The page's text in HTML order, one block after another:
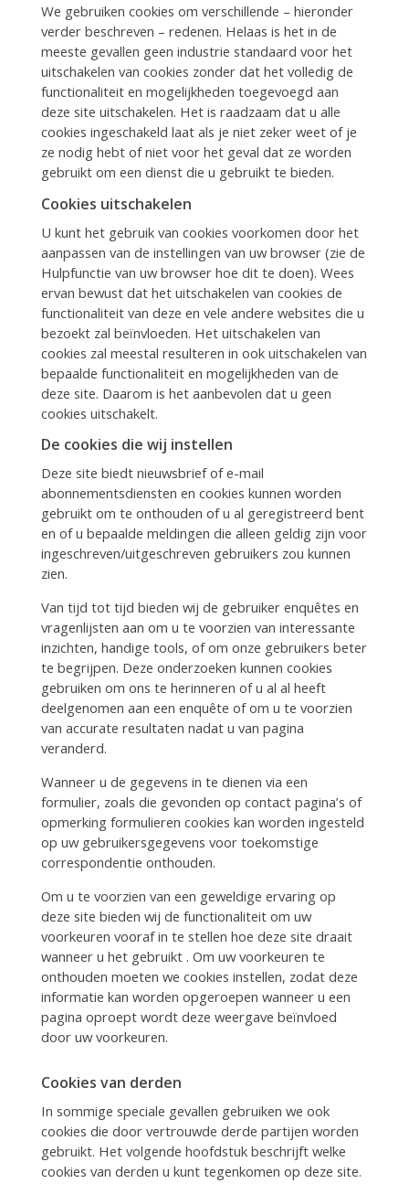
We gebruiken cookies om verschillende – hieronder
verder beschreven – redenen. Helaas is het in de
meeste gevallen geen industrie standaard voor het
uitschakelen van cookies zonder dat het volledig de
functionaliteit en mogelijkheden toegevoegd aan
deze site uitschakelen. Het is raadzaam dat u alle
cookies ingeschakeld laat als je niet zeker weet of je
ze nodig hebt of niet voor het geval dat ze worden
gebruikt om een dienst die u gebruikt te bieden.
Cookies uitschakelen
U kunt het gebruik van cookies voorkomen door het
aanpassen van de instellingen van uw browser (zie de
Hulpfunctie van uw browser hoe dit te doen). Wees
ervan bewust dat het uitschakelen van cookies de
functionaliteit van deze en vele andere websites die u
bezoekt zal beïnvloeden. Het uitschakelen van
cookies zal meestal resulteren in ook uitschakelen van
bepaalde functionaliteit en mogelijkheden van de
deze site. Daarom is het aanbevolen dat u geen
cookies uitschakelt.
De cookies die wij instellen
Deze site biedt nieuwsbrief of e-mail
abonnementsdiensten en cookies kunnen worden
gebruikt om te onthouden of u al geregistreerd bent
en of u bepaalde meldingen die alleen geldig zijn voor
ingeschreven/uitgeschreven gebruikers zou kunnen
zien.
Van tijd tot tijd bieden wij de gebruiker enquêtes en
vragenlijsten aan om u te voorzien van interessante
inzichten, handige tools, of om onze gebruikers beter
te begrijpen. Deze onderzoeken kunnen cookies
gebruiken om ons te herinneren of u al al heeft
deelgenomen aan een enquête of om u te voorzien
van accurate resultaten nadat u van pagina
veranderd.
Wanneer u de gegevens in te dienen via een
formulier, zoals die gevonden op contact pagina’s of
opmerking formulieren cookies kan worden ingesteld
op uw gebruikersgegevens voor toekomstige
correspondentie onthouden.
Om u te voorzien van een geweldige ervaring op
deze site bieden wij de functionaliteit om uw
voorkeuren vooraf in te stellen hoe deze site draait
wanneer u het gebruikt . Om uw voorkeuren te
onthouden moeten we cookies instellen, zodat deze
informatie kan worden opgeroepen wanneer u een
pagina oproept wordt deze weergave beïnvloed
door uw voorkeuren.
Cookies van derden
In sommige speciale gevallen gebruiken we ook
cookies die door vertrouwde derde partijen worden
gebruikt. Het volgende hoofdstuk beschrijft welke
cookies van derden u kunt tegenkomen op deze site.